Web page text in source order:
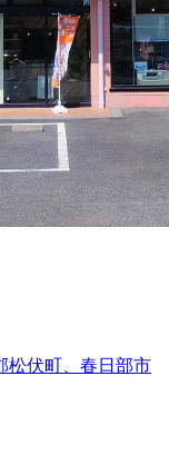
松伏町、春日部市